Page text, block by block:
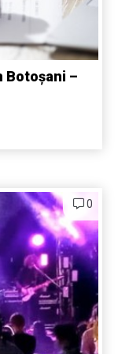
Botoșani –
0